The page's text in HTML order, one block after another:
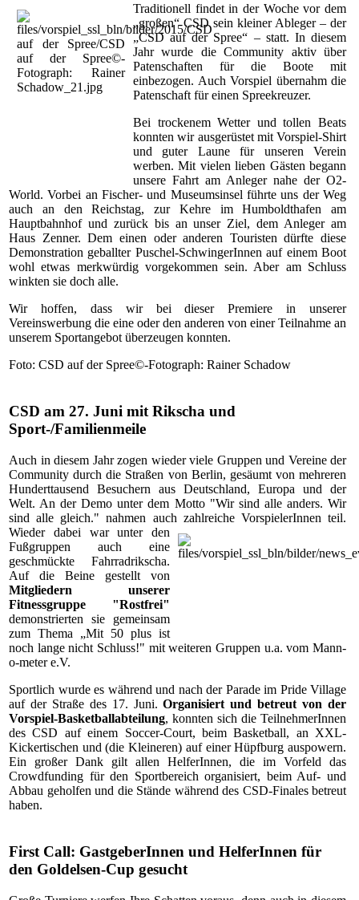
Traditionell findet in der Woche vor dem
„großen“ CSD sein kleiner Ableger – der
„CSD auf der Spree“ – statt. In diesem
Jahr wurde die Community aktiv über
Patenschaften für die Boote mit
einbezogen. Auch Vorspiel übernahm die
Patenschaft für einen Spreekreuzer.
Bei trockenem Wetter und tollen Beats
konnten wir ausgerüstet mit Vorspiel-Shirt
und guter Laune für unseren Verein
werben. Mit vielen lieben Gästen begann
unsere Fahrt am Anleger nahe der O2-
World. Vorbei an Fischer- und Museumsinsel führte uns der Weg
auch an den Reichstag, zur Kehre im Humboldthafen am
Hauptbahnhof und zurück bis an unser Ziel, dem Anleger am
Haus Zenner. Dem einen oder anderen Touristen dürfte diese
Demonstration geballter Puschel-SchwingerInnen auf einem Boot
wohl etwas merkwürdig vorgekommen sein. Aber am Schluss
winkten sie doch alle.
Wir hoffen, dass wir bei dieser Premiere in unserer
Vereinswerbung die eine oder den anderen von einer Teilnahme an
unserem Sportangebot überzeugen konnten.
Foto: CSD auf der Spree©-Fotograph: Rainer Schadow
CSD am 27. Juni mit Rikscha und
Sport-/Familienmeile
Auch in diesem Jahr zogen wieder viele Gruppen und Vereine der
Community durch die Straßen von Berlin, gesäumt von mehreren
Hunderttausend Besuchern aus Deutschland, Europa und der
Welt. An der Demo unter dem Motto "Wir sind alle anders. Wir
sind alle gleich." nahmen auch zahlreiche VorspielerInnen teil.
Wieder dabei war unter den
Fußgruppen auch eine
geschmückte Fahrradrikscha.
Auf die Beine gestellt von
Mitgliedern unserer
Fitnessgruppe "Rostfrei"
demonstrierten sie gemeinsam
zum Thema „Mit 50 plus ist
noch lange nicht Schluss!" mit weiteren Gruppen u.a. vom Mann-
o-meter e.V.
Sportlich wurde es während und nach der Parade im Pride Village
auf der Straße des 17. Juni.Organisiert und betreut von der
Vorspiel-Basketballabteilung, konnten sich die TeilnehmerInnen
des CSD auf einem Soccer-Court, beim Basketball, an XXL-
Kickertischen und (die Kleineren) auf einer Hüpfburg auspowern.
Ein großer Dank gilt allen HelferInnen, die im Vorfeld das
Crowdfunding für den Sportbereich organisiert, beim Auf- und
Abbau geholfen und die Stände während des CSD-Finales betreut
haben.
First Call: GastgeberInnen und HelferInnen für
den Goldelsen-Cup gesucht